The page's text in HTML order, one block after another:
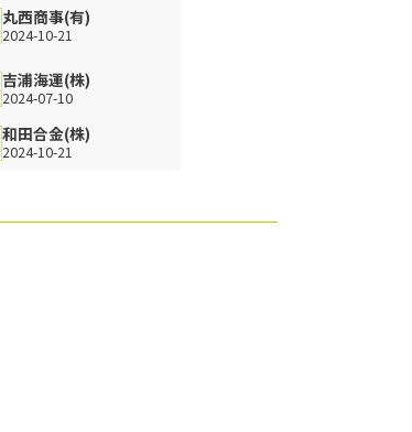
丸西商事(有)
2024-10-21
吉浦海運(株)
2024-07-10
和田合金(株)
2024-10-21